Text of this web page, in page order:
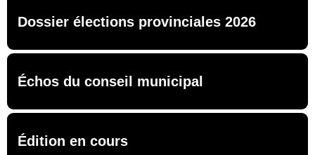
Dossier élections provinciales 2026
Échos du conseil municipal
Édition en cours